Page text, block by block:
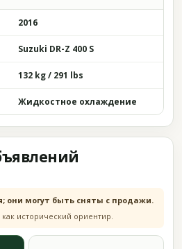
2016
Suzuki DR-Z 400 S
132 kg / 291 lbs
Жидкостное охлаждение
они могут быть сняты с продажи.
исторический ориентир.